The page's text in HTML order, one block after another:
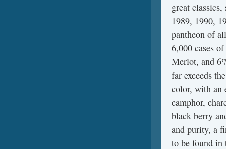
great
1989, 1990,
pantheon of
6,000 cases
Merlot, and
far exceeds
color, with an
camphor,
black berry
and purity, a
to be found in